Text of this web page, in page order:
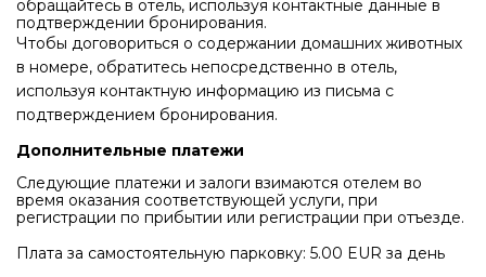
обращайтесь в отель, используя контактные данные в
подтверждении бронирования.
Чтобы договориться о содержании домашних животных
в номере, обратитесь непосредственно в отель,
используя контактную информацию из письма с
подтверждением бронирования.
Дополнительные платежи
Следующие платежи и залоги взимаются отелем во
время оказания соответствующей услуги, при
регистрации по прибытии или регистрации при отъезде.
Плата за самостоятельную парковку: 5.00 EUR за день